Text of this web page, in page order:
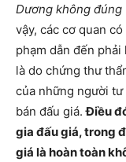
Dương không đúng
vậy, các cơ quan
phạm dẫn đến
là do chứng thư
của những người
bán đấu giá.Điều
gia đấu giá, trong
giá là hoàn toàn